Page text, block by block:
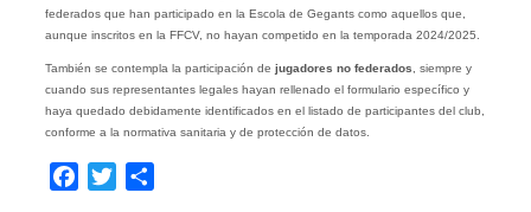
federados que han participado en la Escola de Gegants como aquellos que,
aunque inscritos en la FFCV, no hayan competido en la temporada 2024/2025.
También se contempla la participación de jugadores no federados , siempre y
cuando sus representantes legales hayan rellenado el formulario específico y
haya quedado debidamente identificados en el listado de participantes del club,
conforme a la normativa sanitaria y de protección de datos.
Facebook
Twitter